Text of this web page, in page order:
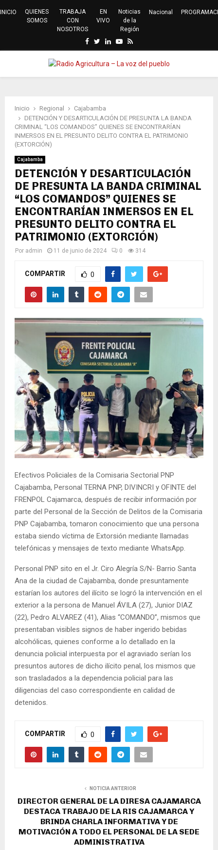
INICIO
QUIENES
SOMOS
TRABAJA
CON
NOSOTROS
EN
VIVO
Noticias
de la
Región
Nacional
Facebook
Twitter
LinkedinYoutube
Rss
PRIMARY
Inicio Regional
Cajabamba
DETENCIÓN Y DESARTICULACIÓN DE PRESUNTA LA BANDA
CRIMINAL “LOS COMANDOS” QUIENES SE ENCONTRARÍAN
INMERSOS EN EL PRESUNTO DELITO CONTRA EL PATRIMONIO
(EXTORCIÓN)
Cajabamba
DETENCIÓN Y DESARTICULACIÓN
DE PRESUNTA LA BANDA CRIMINAL
“LOS COMANDOS” QUIENES SE
ENCONTRARÍAN INMERSOS EN EL
PRESUNTO DELITO CONTRA EL
PATRIMONIO (EXTORCIÓN)
Por admin 11 de junio de 2024 0 314
COMPARTIR 0
Efectivos Policiales de la Comisaria Sectorial PNP
Cajabamba, Personal TERNA PNP, DIVINCRI y OFINTE del
FRENPOL Cajamarca, después de recibir información por
parte del Personal de la Sección de Delitos de la Comisaria
PNP Cajabamba, tomaron conocimiento que una persona
estaba siendo víctima de Extorsión mediante llamadas
telefónicas y mensajes de texto mediante WhatsApp.
Personal PNP sito en el Jr. Ciro Alegría S/N- Barrio Santa
Ana de la ciudad de Cajabamba, donde presuntamente
estarían los autores del ilícito se logró la intervención en el
exterior a la persona de Manuel ÁVILA (27), Junior DIAZ
(22), Pedro ALVAREZ (41), Alias “COMANDO”, mismos que
presentaban visibles signos de haber ingerido bebidas
alcohólicas, quienes conforme a lo detallado en la
denuncia policial interpuesta por el agraviado serían los
presuntos autores de dicho ilícito penal, los mismos que
son trasladados a la dependencia policial para las
diligencias del caso correspondiente en calidad de
detenidos.
COMPARTIR 0
NOTICIA ANTERIOR
DIRECTOR GENERAL DE LA DIRESA CAJAMARCA
DESTACA TRABAJO DE LA RIS CAJAMARCA Y
BRINDA CHARLA INFORMATIVA Y DE
MOTIVACIÓN A TODO EL PERSONAL DE LA SEDE
ADMINISTRATIVA